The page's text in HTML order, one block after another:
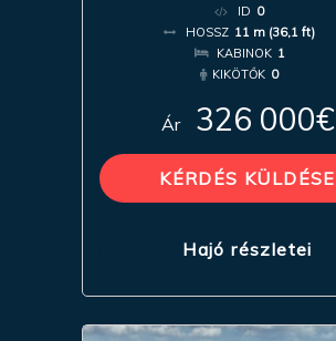
ID 0
HOSSZ 11 m (36,1 ft)
KABINOK 1
KIKÖTŐK 0
Ár 326 000€
KÉRDÉS KÜLDÉSE
Hajó részletei